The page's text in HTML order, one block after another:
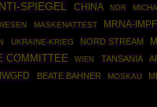
SPIEGEL CHINA NDR
MASKENATTEST MRNA-
UKRAINE-KRIEG NORD STREAM
COMMITTEE WIEN TANSANIA
BEATE BAHNER MOSKAU